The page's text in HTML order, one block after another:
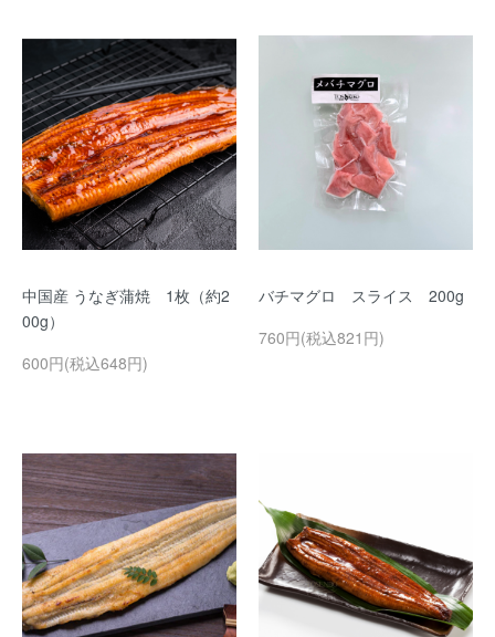
中国産 うなぎ蒲焼 1枚（約2
00g）
600円(税込648円)
バチマグロ スライス 200g
760円(税込821円)